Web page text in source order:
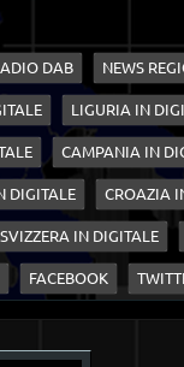
DAB NEWS
LIGURIA IN
CAMPANIA IN
DIGITALE CROAZIA
SVIZZERA IN DIGITALE
FACEBOOK